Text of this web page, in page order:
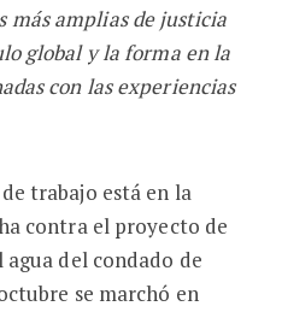
más amplias de justicia
global y la forma en la
con las experiencias
trabajo está en la
contra el proyecto de
del condado de
se marchó en